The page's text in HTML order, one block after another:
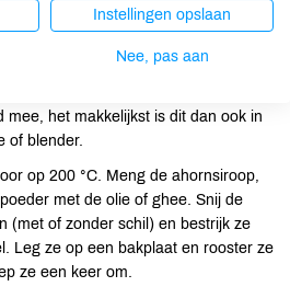
Meng alle ingrediënten daarvoor door
mee, het makkelijkst is dit dan ook in
of blender.
op 200 °C. Meng de ahornsiroop,
met de olie of ghee. Snij de
(met of zonder schil) en bestrijk ze
Leg ze op een bakplaat en rooster ze
ze een keer om.
Instellingen opslaan
Nee, pas aan